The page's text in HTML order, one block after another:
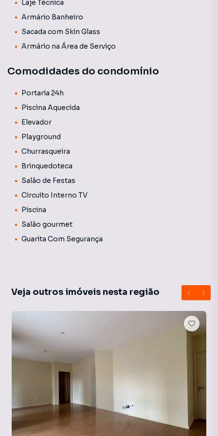
Laje Técnica
Armário Banheiro
Sacada com Skin Glass
Armário na Área de Serviço
Comodidades do condomínio
Portaria 24h
Piscina Aquecida
Elevador
Playground
Churrasqueira
Brinquedoteca
Salão de Festas
Circuito Interno TV
Piscina
Salão gourmet
Guarita Com Segurança
Veja outros imóveis nesta região